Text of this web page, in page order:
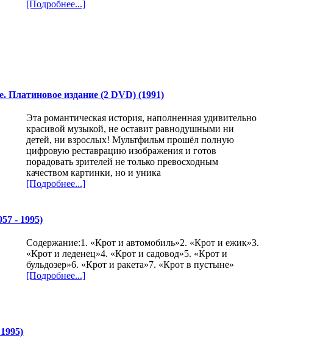
[Подробнее...]
Платиновое издание (2 DVD) (1991)
Эта романтическая история, наполненная удивительно
красивой музыкой, не оставит равнодушными ни
детей, ни взрослых! Мультфильм прошёл полную
цифровую реставрацию изображения и готов
порадовать зрителей не только превосходным
качеством картинки, но и уника
[Подробнее...]
- 1995)
Содержание:1. «Крот и автомобиль»2. «Крот и ежик»3.
«Крот и леденец»4. «Крот и садовод»5. «Крот и
бульдозер»6. «Крот и ракета»7. «Крот в пустыне»
[Подробнее...]